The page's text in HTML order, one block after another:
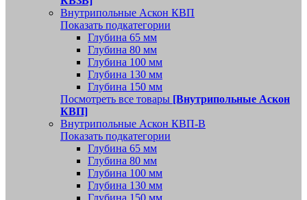
Внутрипольные Аскон КВП
Показать подкатегории
Глубина 65 мм
Глубина 80 мм
Глубина 100 мм
Глубина 130 мм
Глубина 150 мм
Посмотреть все товары [Внутрипольные Аскон
КВП]
Внутрипольные Аскон КВП-В
Показать подкатегории
Глубина 65 мм
Глубина 80 мм
Глубина 100 мм
Глубина 130 мм
Глубина 150 мм